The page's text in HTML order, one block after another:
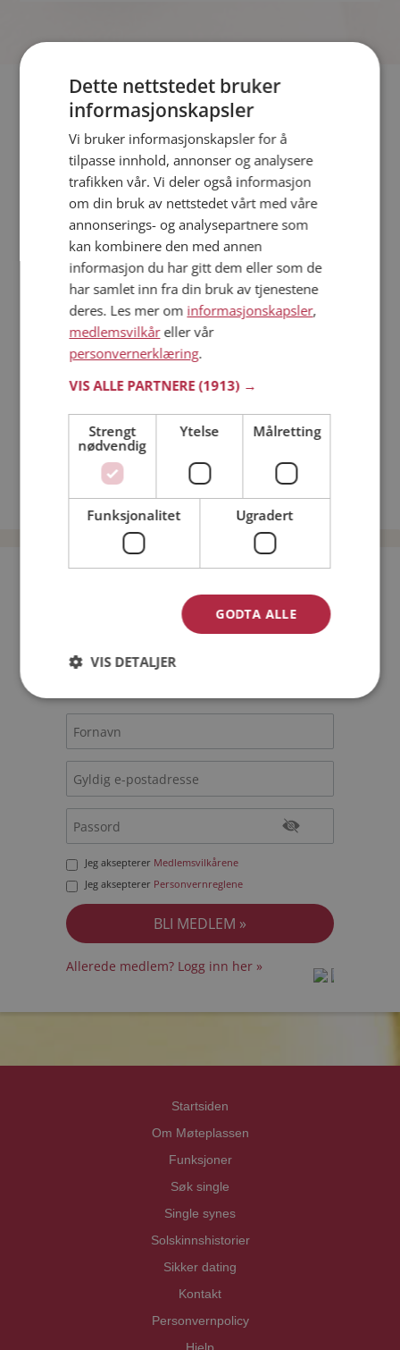
Hvis du søker dating i Nordkapp har du kommet til riktig sted.
På Møteplassen kan du bli medlem og søke blant tusenvis av
datinginteresserte single i Nordkapp
Läs mer
Trinn 1 - Bli medlem og lag en presentasjon
Trinn 2 - Slik fungerer våre søkefunksjoner
Trinn 3 - Tips til hvordan du tar kontakt
Sikker dating
Dating på mobilen
Dating på Møteplassen
Menn fra Nordkapp
Date kvinner i Norge
Date menn i Norge
Mann Kvinne
Jeg aksepterer Medlemsvilkårene
Jeg aksepterer Personvernreglene
Allerede medlem? Logg inn her »
Startsiden
Om Møteplassen
Funksjoner
Søk single
Single synes
Solskinnshistorier
Sikker dating
Kontakt
Personvernpolicy
Dette nettstedet bruker
informasjonskapsler
Vi bruker informasjonskapsler for å
tilpasse innhold, annonser og analysere
trafikken vår. Vi deler også informasjon
om din bruk av nettstedet vårt med våre
annonserings- og analysepartnere som
kan kombinere den med annen
informasjon du har gitt dem eller som de
har samlet inn fra din bruk av tjenestene
deres. Les mer om informasjonskapsler,
medlemsvilkåreller vår
personvernerklæring.
VIS ALLE PARTNERE(1913) →
Strengt
nødvendig
Ytelse Målretting
Funksjonalitet Ugradert
GODTA ALLE
VIS DETALJER